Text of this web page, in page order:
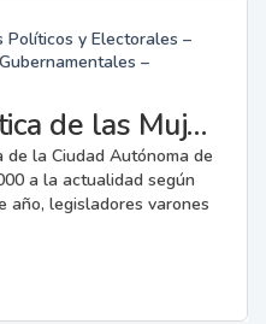
Políticos y Electorales –
–
Participación Política de las Mujeres en la Legislatura
de la Ciudad Autónoma de
a la actualidad según
año, legisladores varones